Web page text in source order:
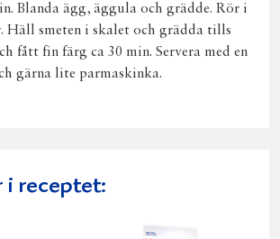
Blanda ägg, äggula och grädde. Rör i
Häll smeten i skalet och grädda tills
fått fin färg ca 30 min. Servera med en
gärna lite parmaskinka.
i receptet: